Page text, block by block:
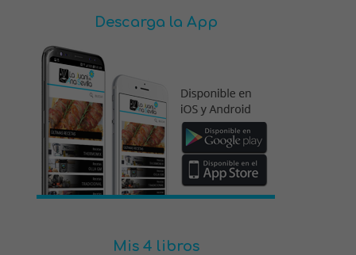
Descarga la App
Mis 4 libros